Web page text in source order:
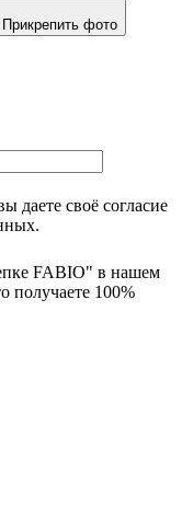
Прикрепить фото
даете своё согласие
FABIO" в нашем
получаете 100%